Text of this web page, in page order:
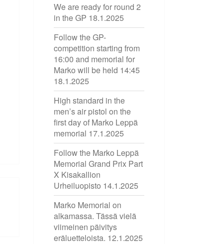
We are ready for round 2
in the GP 18.1.2025
Follow the GP-
competition starting from
16:00 and memorial for
Marko will be held 14:45
18.1.2025
High standard in the
men’s air pistol on the
first day of Marko Leppä
memorial 17.1.2025
Follow the Marko Leppä
Memorial Grand Prix Part
X Kisakallion
Urheiluopisto 14.1.2025
Marko Memorial on
alkamassa. Tässä vielä
viimeinen päivitys
eräluetteloista. 12.1.2025